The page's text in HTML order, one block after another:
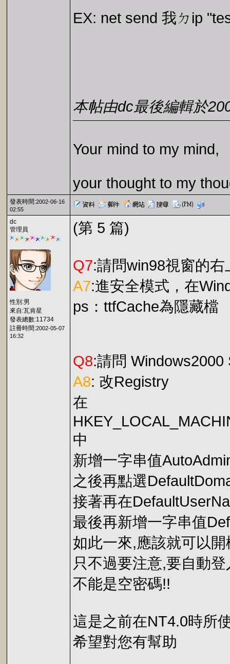
EX: net send 我ㄉip
本帖由dc最後編輯於
Your mind to my mind,
your thought to my
發表時間:2002-06-16
02:55
dc
管理員
性別:男
來自:瓦肯星
發表總數:11734
註冊時間:2002-05-07
16:32
(第 5 篇)
Q7:請問win98視窗的
A7:進安全模式，在
ps：ttfCache為隱藏檔
Q8:請問
A8: 改Registry
在
中
新增一字串值
之後再點選
接著再在
最後再新增一字串值
如此一來,應該就可以
只不過要注意,要自動
不能是空密碼!!
這是之前在NT4.0時所
希望對您有幫助